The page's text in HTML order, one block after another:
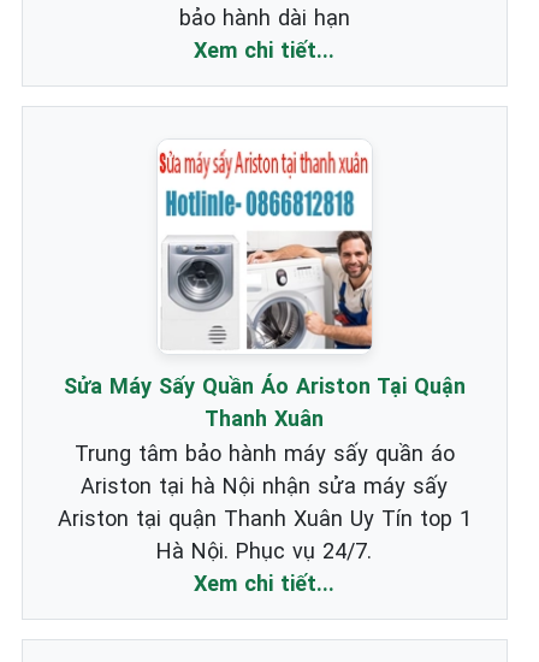
bảo hành dài hạn
Xem chi tiết...
Sửa Máy Sấy Quần Áo Ariston Tại Quận
Thanh Xuân
Trung tâm bảo hành máy sấy quần áo
Ariston tại hà Nội nhận sửa máy sấy
Ariston tại quận Thanh Xuân Uy Tín top 1
Hà Nội. Phục vụ 24/7.
Xem chi tiết...